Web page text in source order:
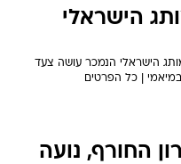
הישראלי
הישראלי הנמכר עושה צעד
| כל הפרטים
החורף, נועה